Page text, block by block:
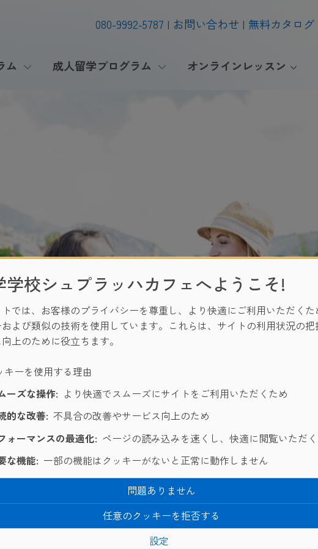
080-9992-5787 お問い合わせ 無料カタログ
ム 成人留学プログラム オンラインレッスン
以前は生徒として滞在していたことがあり、 Sprachcaffe Maltaをはじ
けしたいと思っております！
よろしくお願い致します！
学校シュプラッハカフェへようこそ!
では、お客様のプライバシーを尊重し、より快適にご利用いただくた
および類似の技術を使用しています。これらは、サイトの利用状況の把
上のために役立ちます。
キーを使用する理由
ーズな操作: より快適でスムーズにサイトをご利用いただくため
的な改善: 不具合の改善やサービス向上のため
ォーマンスの最適化: ページの読み込みを速くし、快適に閲覧いただ
な機能: 一部の機能はクッキーがないと正常に動作しません
設定
任意のクッキーを拒否する
問題ありません